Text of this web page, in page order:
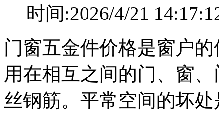
时间:2026/4/21
门窗五金件价格是窗户
用在相互之间的门、窗
丝钢筋。平常空间的坏